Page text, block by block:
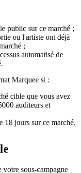
public sur ce marché ;
ou l'artiste ont déjà
;
automatisé de
Marquee si :
cible que vous avez
auditeurs et
18 jours sur ce marché.
sous-campagne